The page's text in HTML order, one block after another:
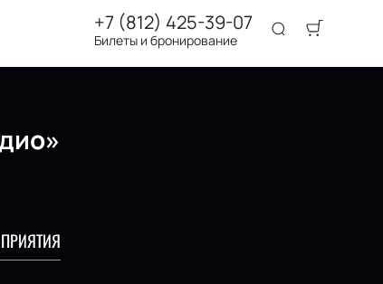
+7 (812) 425-39-07
Билеты и бронирование